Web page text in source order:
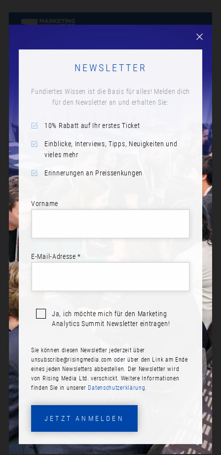
COOKIES, BUT NO MILK -
Datum:
Montag, 16. November 2020
Track:
Track 1: Data Strategy & Governance
NEWSLETTER
Fundiertes Wissen ist die Basis für alles! Melden dich
für den Newsletter an und erhalten Sie:
10% Rabatt auf Ihr erstes Ticket
Einblicke, Interviews, Tipps, Neuigkeiten und
vieles mehr
Erinnerungen an Preissenkungen
Vorname
E-Mail-Adresse *
Ja, ich möchte mich für den Marketing
Analytics Summit Newsletter eintragen!
Sie können diesen Newsletter jederzeit über
unsubscribe@risingmedia.com oder über den Link am Ende
eines jeden Newsletters abbestellen. Der Newsletter wird
von Rising Media Ltd. verschickt. Weitere Informationen
finden Sie in unserer Datenschutzerklärung.
JETZT ANMELDEN